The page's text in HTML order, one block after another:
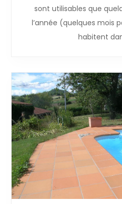
sont utilisables que
l’année (quelques mois
habitent